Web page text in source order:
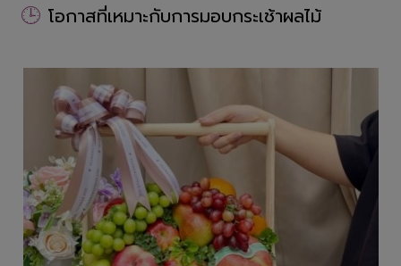
🕒 โอกาสที่เหมาะกับการมอบกระเช้าผลไม้